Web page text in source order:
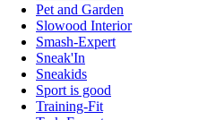
Pet and Garden
Slowood Interior
Smash-Expert
Sneak'In
Sneakids
Sport is good
Training-Fit